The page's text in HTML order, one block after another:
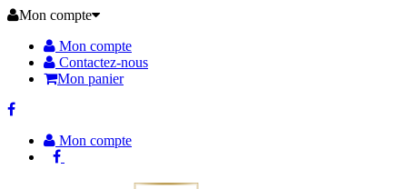
Mon compte
Mon compte
Contactez-nous
Mon panier
Mon compte